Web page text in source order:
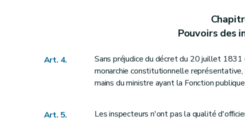
Art. 81
Art. 82
Art. 83
Art. 85
Pouvoirs des
Art. 4.
Sans préjudice du décret du 20 juillet
monarchie constitutionnelle
mains du ministre ayant la Fonction
Art. 5. Les inspecteurs n'ont pas la qualité